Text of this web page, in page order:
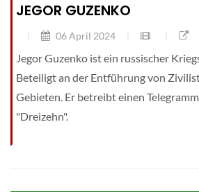
JEGOR GUZENKO
06 April 2024
Jegor Guzenko ist ein russischer
Beteiligt an der Entführung von
Gebieten. Er betreibt einen
"Dreizehn".